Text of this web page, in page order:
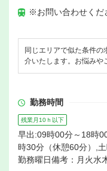
※お問い合わせくだ
同じエリアで似た条件
介いたします。お悩みや
勤務時間
残業月10ｈ以下
早出:09時00分～18時
時30分（休憩60分）,
勤務曜日備考：月火水